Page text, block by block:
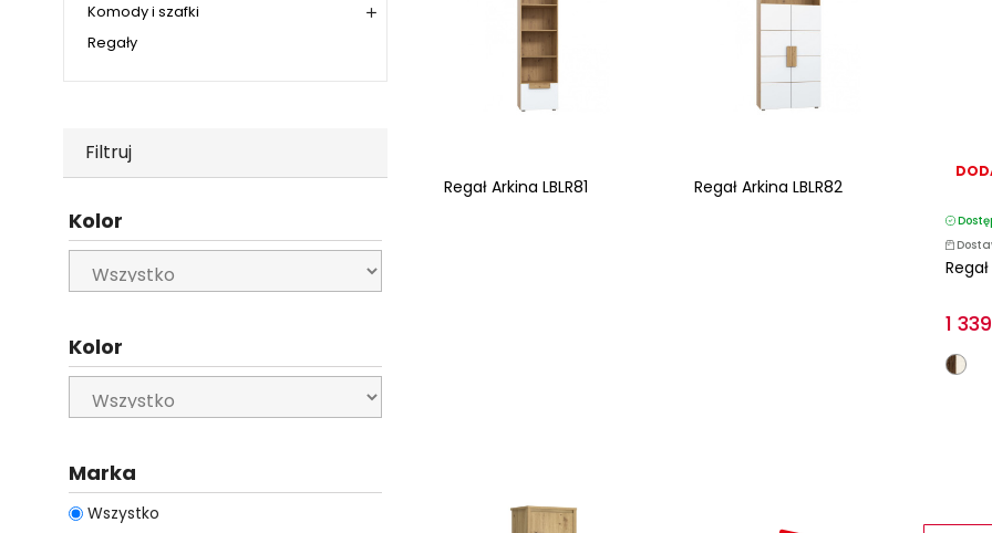
Komody i szafki

Regały
Filtruj
Kolor
Kolor
Marka
Wszystko
Regał Arkina LBLR81 Regał Arkina LBLR82
1